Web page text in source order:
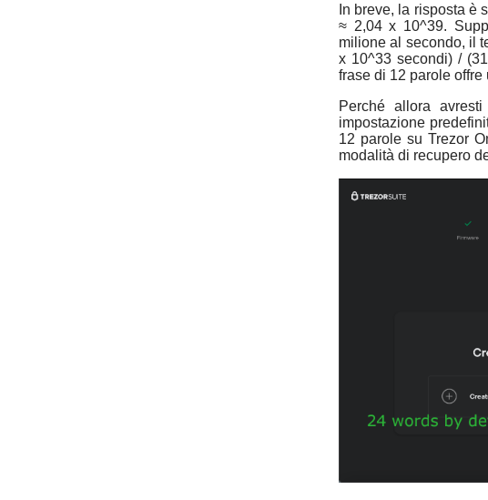
In breve, la risposta è
≈ 2,04 x 10^39.
milione al secondo, il
x 10^33 secondi) /
frase di 12 parole
Perché allora
impostazione
12 parole su Trezor
modalità di recupero